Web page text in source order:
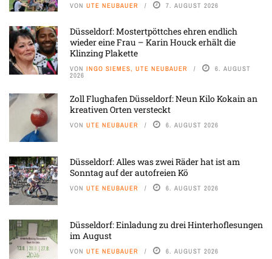
VON UTE NEUBAUER 7. AUGUST 2026
Düsseldorf: Mostertpöttches ehren endlich
wieder eine Frau – Karin Houck erhält die
Klinzing Plakette
VON INGO SIEMES, UTE NEUBAUER 6. AUGUST
2026
Zoll Flughafen Düsseldorf: Neun Kilo Kokain an
kreativen Orten versteckt
VON UTE NEUBAUER 6. AUGUST 2026
Düsseldorf: Alles was zwei Räder hat ist am
Sonntag auf der autofreien Kö
VON UTE NEUBAUER 6. AUGUST 2026
Düsseldorf: Einladung zu drei Hinterhoflesungen
im August
VON UTE NEUBAUER 6. AUGUST 2026